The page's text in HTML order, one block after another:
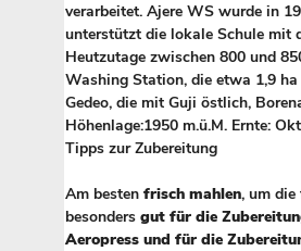
verarbeitet. Ajere WS wurde in
unterstützt die lokale Schule mit
Heutzutage zwischen 800 und
Washing Station, die etwa 1,9
Gedeo, die mit Guji östlich,
Höhenlage:1950 m.ü.M. Ernte:
Tipps zur Zubereitung
Am besten frisch mahlen, um die
besonders gut für die
Aeropress und für die